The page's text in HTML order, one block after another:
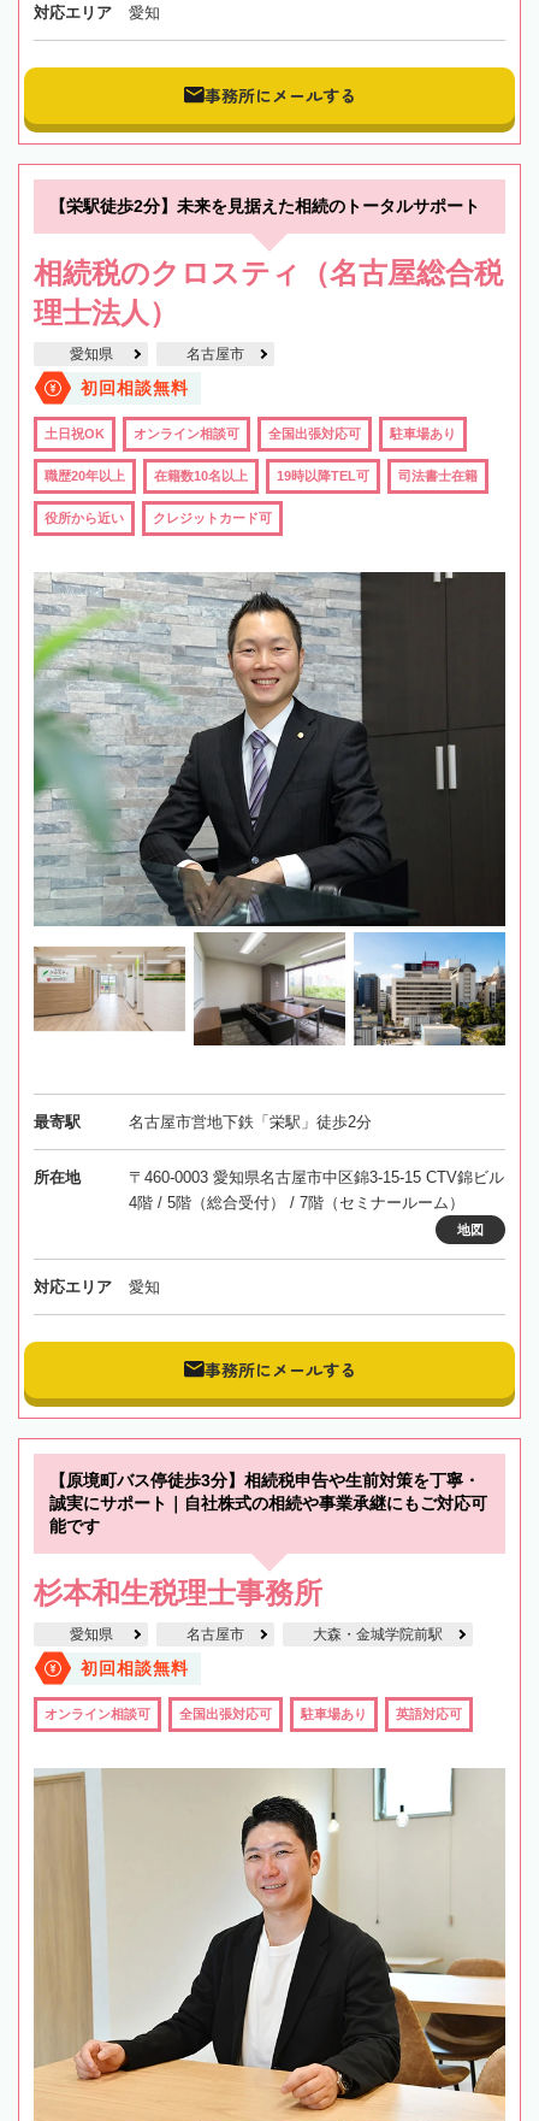
対応エリア 愛知
事務所にメールする
【栄駅徒歩2分】未来を見据えた相続のトータルサポート
相続税のクロスティ（名古屋総合税
理士法人）
愛知県 名古屋市
初回相談無料
土日祝OK オンライン相談可 全国出張対応可 駐車場あり
職歴20年以上 在籍数10名以上 19時以降TEL可 司法書士在籍
役所から近い クレジットカード可
最寄駅 名古屋市営地下鉄「栄駅」徒歩2分
所在地
〒460-0003 愛知県名古屋市中区錦3-15-15 CTV錦ビル
4階 / 5階（総合受付） / 7階（セミナールーム）
地図
対応エリア 愛知
事務所にメールする
【原境町バス停徒歩3分】相続税申告や生前対策を丁寧・
誠実にサポート｜自社株式の相続や事業承継にもご対応可
能です
杉本和生税理士事務所
愛知県 名古屋市 大森・金城学院前駅
初回相談無料
オンライン相談可 全国出張対応可 駐車場あり 英語対応可